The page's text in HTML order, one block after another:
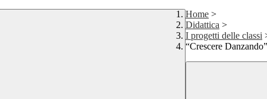
Home >
Didattica >
I progetti delle classi
“Crescere Danzando”